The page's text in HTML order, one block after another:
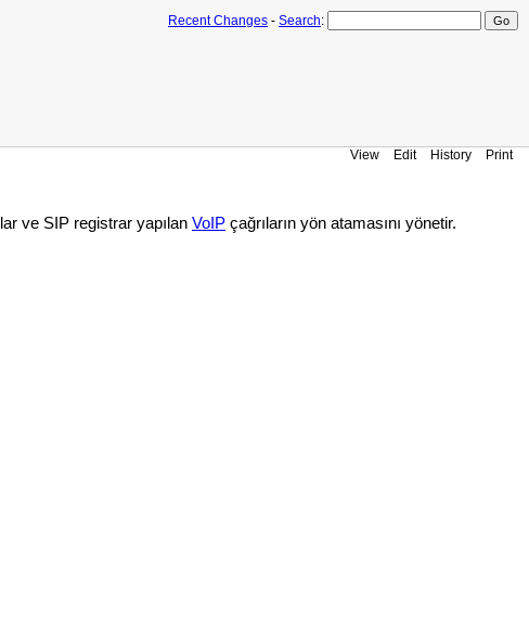
Recent Changes - Search:
View Edit History Print
ve SIP registrar yapılan VoIP çağrıların yön atamasını yönetir.